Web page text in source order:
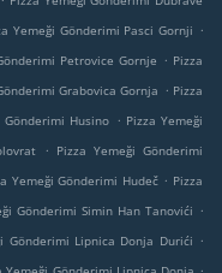
Yemeği Gönderimi Pasci Gornji .
Petrovice Gornje . Pizza
Grabovica Gornja . Pizza
Gönderimi Husino . Pizza Yemeği
. Pizza Yemeği Gönderimi
Yemeği Gönderimi Hudeč . Pizza
Gönderimi Simin Han Tanovići .
Gönderimi Lipnica Donja Durići .
.